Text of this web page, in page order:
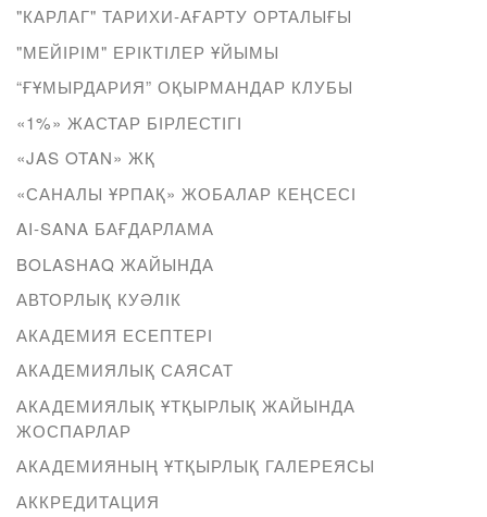
"КАРЛАГ" ТАРИХИ-АҒАРТУ ОРТАЛЫҒЫ
"МЕЙІРІМ" ЕРІКТІЛЕР ҰЙЫМЫ
“ҒҰМЫРДАРИЯ” ОҚЫРМАНДАР КЛУБЫ
«1%» ЖАСТАР БІРЛЕСТІГІ
«JAS OTAN» ЖҚ
«САНАЛЫ ҰРПАҚ» ЖОБАЛАР КЕҢСЕСІ
AI-SANA БАҒДАРЛАМА
BOLASHAQ ЖАЙЫНДА
АВТОРЛЫҚ КУӘЛІК
АКАДЕМИЯ ЕСЕПТЕРІ
АКАДЕМИЯЛЫҚ САЯСАТ
АКАДЕМИЯЛЫҚ ҰТҚЫРЛЫҚ ЖАЙЫНДА
ЖОСПАРЛАР
АКАДЕМИЯНЫҢ ҰТҚЫРЛЫҚ ГАЛЕРЕЯСЫ
АККРЕДИТАЦИЯ